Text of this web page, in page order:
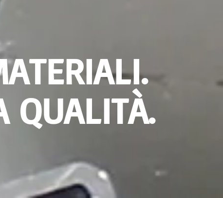
QUALITÀ.